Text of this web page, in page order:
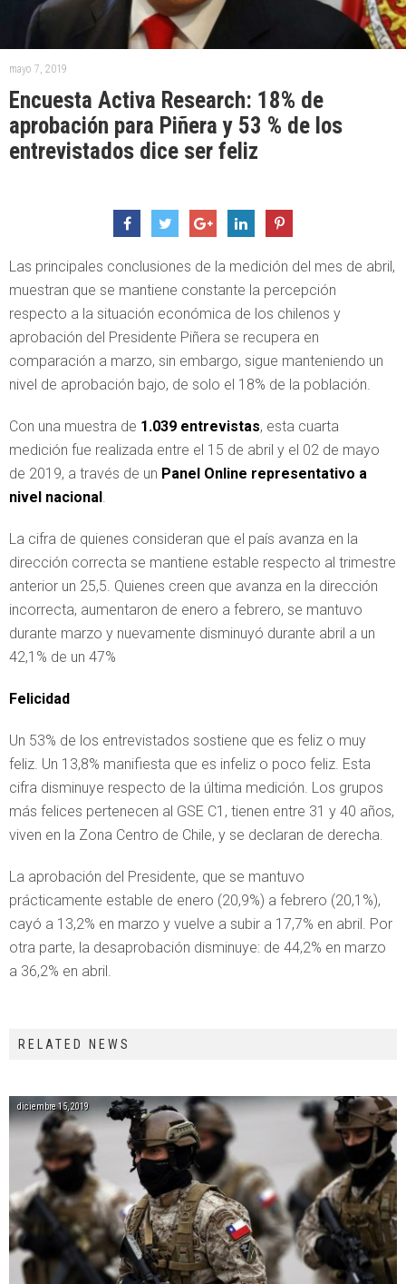
mayo 7, 2019
Encuesta Activa Research: 18% de
aprobación para Piñera y 53 % de los
entrevistados dice ser feliz
Las principales conclusiones de la medición del mes de abril,
muestran que se mantiene constante la percepción
respecto a la situación económica de los chilenos y
aprobación del Presidente Piñera se recupera en
comparación a marzo, sin embargo, sigue manteniendo un
nivel de aprobación bajo, de solo el 18% de la población.
Con una muestra de 1.039 entrevistas, esta cuarta
medición fue realizada entre el 15 de abril y el 02 de mayo
de 2019, a través de un Panel Online representativo a
nivel nacional.
La cifra de quienes consideran que el país avanza en la
dirección correcta se mantiene estable respecto al trimestre
anterior un 25,5. Quienes creen que avanza en la dirección
incorrecta, aumentaron de enero a febrero, se mantuvo
durante marzo y nuevamente disminuyó durante abril a un
42,1% de un 47%
Felicidad
Un 53% de los entrevistados sostiene que es feliz o muy
feliz. Un 13,8% manifiesta que es infeliz o poco feliz. Esta
cifra disminuye respecto de la última medición. Los grupos
más felices pertenecen al GSE C1, tienen entre 31 y 40 años,
viven en la Zona Centro de Chile, y se declaran de derecha.
La aprobación del Presidente, que se mantuvo
prácticamente estable de enero (20,9%) a febrero (20,1%),
cayó a 13,2% en marzo y vuelve a subir a 17,7% en abril. Por
otra parte, la desaprobación disminuye: de 44,2% en marzo
a 36,2% en abril.
RELATED NEWS
diciembre 15, 2019